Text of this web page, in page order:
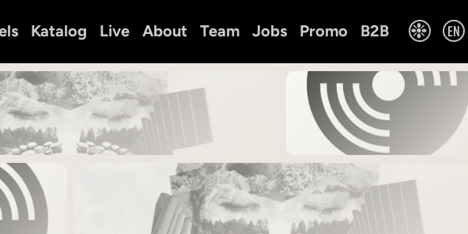
Katalog Live About Team Jobs Promo B2B ❉ EN